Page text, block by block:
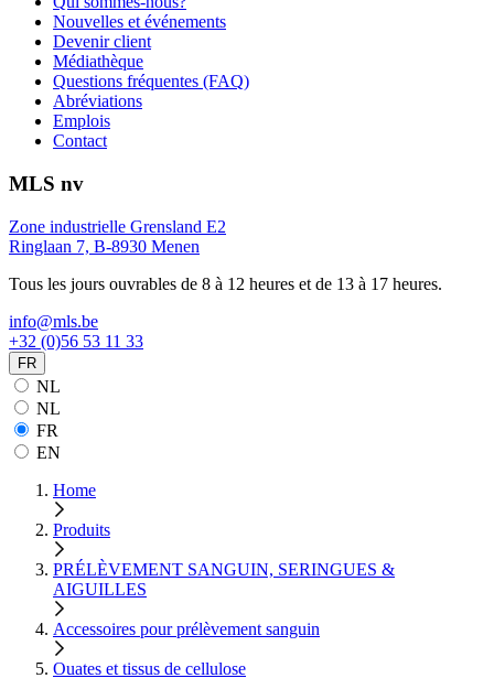
Nouvelles et événements
Devenir client
Médiathèque
Questions fréquentes (FAQ)
Abréviations
Emplois
Contact
MLS nv
Zone industrielle Grensland E2
Ringlaan 7, B-8930 Menen
Tous les jours ouvrables de 8 à 12 heures et de 13 à 17 heures.
info@mls.be
+32 (0)56 53 11 33
FR
NL
NL
FR
EN
Home
Produits
PRÉLÈVEMENT SANGUIN, SERINGUES &
AIGUILLES
Accessoires pour prélèvement sanguin
Ouates et tissus de cellulose